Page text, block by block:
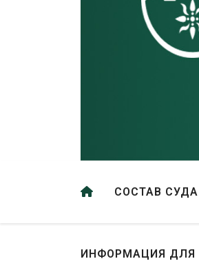
СОСТАВ СУДА
ИНФОРМАЦИЯ ДЛЯ